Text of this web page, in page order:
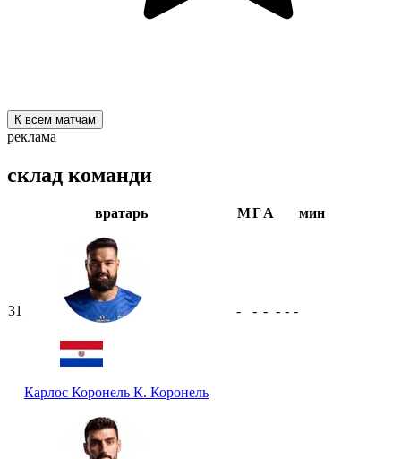
К всем матчам
реклама
склад команди
вратарь МГА мин
31
Карлос Коронель К. Коронель
- - - - - -